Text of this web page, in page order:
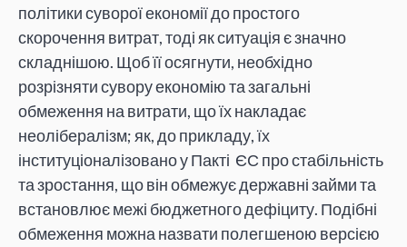
політики суворої економії до простого
скорочення витрат, тоді як ситуація є значно
складнішою. Щоб її осягнути, необхідно
розрізняти сувору економію та загальні
обмеження на витрати, що їх накладає
неолібералізм; як, до прикладу, їх
інституціоналізовано у Пакті ЄС про стабільність
та зростання, що він обмежує державні займи та
встановлює межі бюджетного дефіциту. Подібні
обмеження можна назвати полегшеною версією